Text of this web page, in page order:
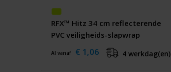
RFX™ Hitz 34 cm reflecterende
PVC veiligheids-slapwrap
Al vanaf € 1,06 4 werkdag(en)